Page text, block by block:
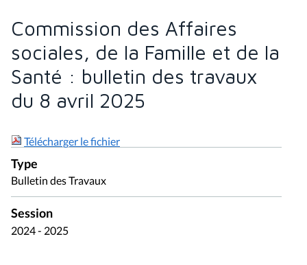
Commission des Affaires
sociales, de la Famille et de la
Santé : bulletin des travaux
du 8 avril 2025
Télécharger le fichier
Type
Bulletin des Travaux
Session
2024 - 2025